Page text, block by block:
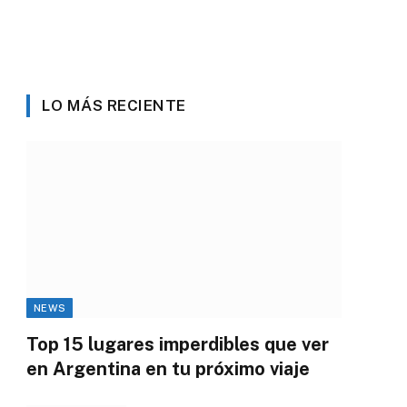
LO MÁS RECIENTE
NEWS
Top 15 lugares imperdibles que ver
en Argentina en tu próximo viaje